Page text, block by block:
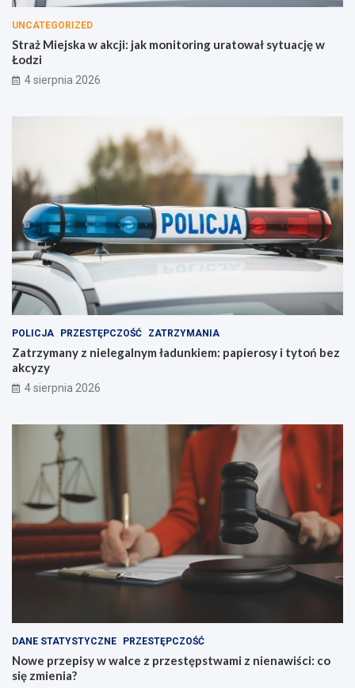
UNCATEGORIZED
Straż Miejska w akcji: jak monitoring uratował sytuację w
Łodzi
4 sierpnia 2026
POLICJA PRZESTĘPCZOŚĆ ZATRZYMANIA
Zatrzymany z nielegalnym ładunkiem: papierosy i tytoń bez
akcyzy
4 sierpnia 2026
DANE STATYSTYCZNE PRZESTĘPCZOŚĆ
Nowe przepisy w walce z przestępstwami z nienawiści: co
się zmienia?